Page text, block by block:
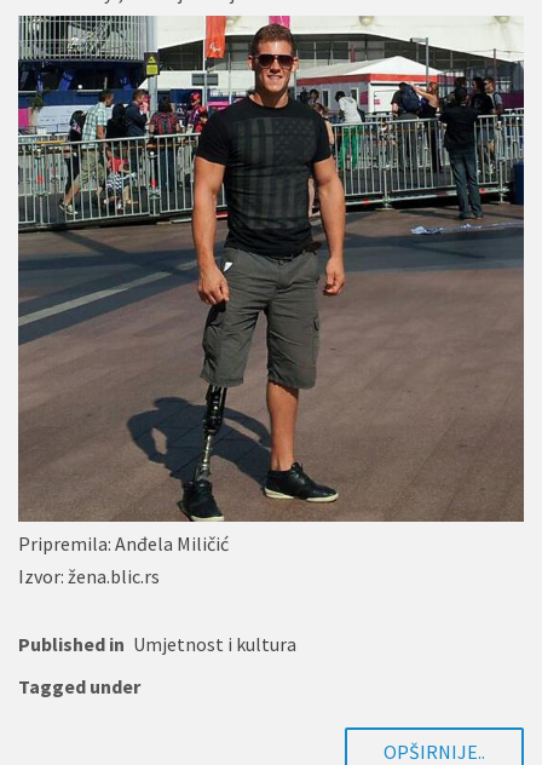
Pripremila: Anđela Miličić
Izvor: žena.blic.rs
Published in Umjetnost i kultura
Tagged under
OPŠIRNIJE..